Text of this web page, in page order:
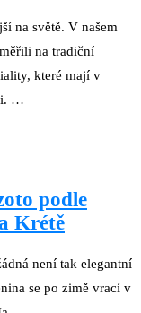
na světě. V našem
na tradiční
které mají v
…
podle
Krétě
není tak elegantní
se po zimě vrací v